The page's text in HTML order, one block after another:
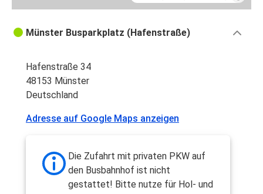
Münster Busparkplatz (Hafenstraße)
Hafenstraße 34
48153 Münster
Deutschland
Adresse auf Google Maps anzeigen
Die Zufahrt mit privaten PKW auf
den Busbahnhof ist nicht
gestattet! Bitte nutze für Hol- und